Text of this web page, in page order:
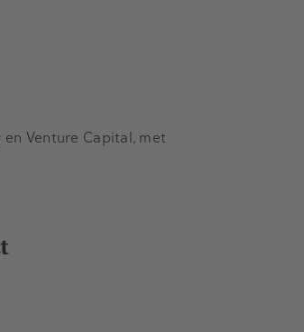
Venture Capital, met